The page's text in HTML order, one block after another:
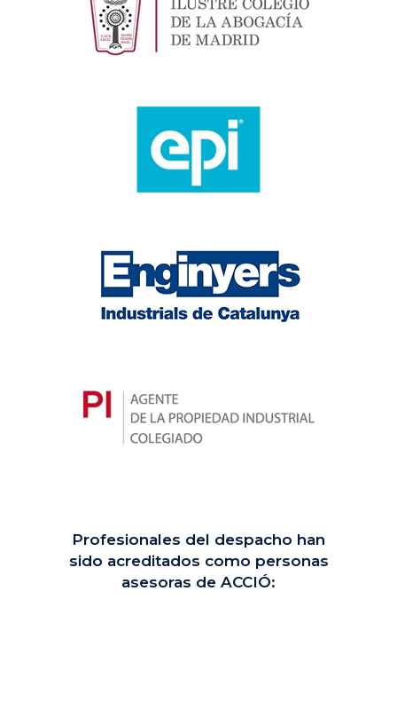
Profesionales del despacho han
sido acreditados como personas
asesoras de ACCIÓ: